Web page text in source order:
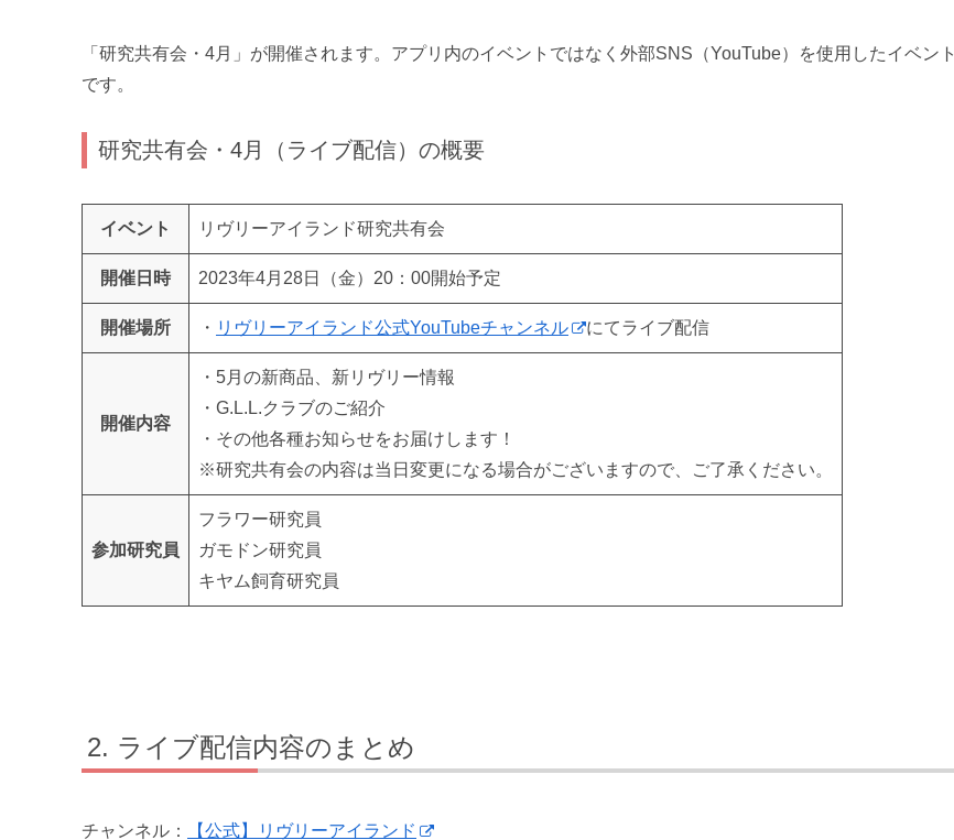
「研究共有会・4月」が開催されます。アプリ内のイベントではなく外部SNS（YouTube）を使用したイベント
です。
研究共有会・4月（ライブ配信）の概要
イベント リヴリーアイランド研究共有会
開催日時 2023年4月28日（金）20：00開始予定
開催場所 ・ リヴリーアイランド公式YouTubeチャンネル にてライブ配信
開催内容
・5月の新商品、新リヴリー情報
・G.L.L.クラブのご紹介
・その他各種お知らせをお届けします！
※研究共有会の内容は当日変更になる場合がございますので、ご了承ください。
参加研究員
フラワー研究員
ガモドン研究員
キヤム飼育研究員
ライブ配信内容のまとめ
チャンネル： 【公式】リヴリーアイランド